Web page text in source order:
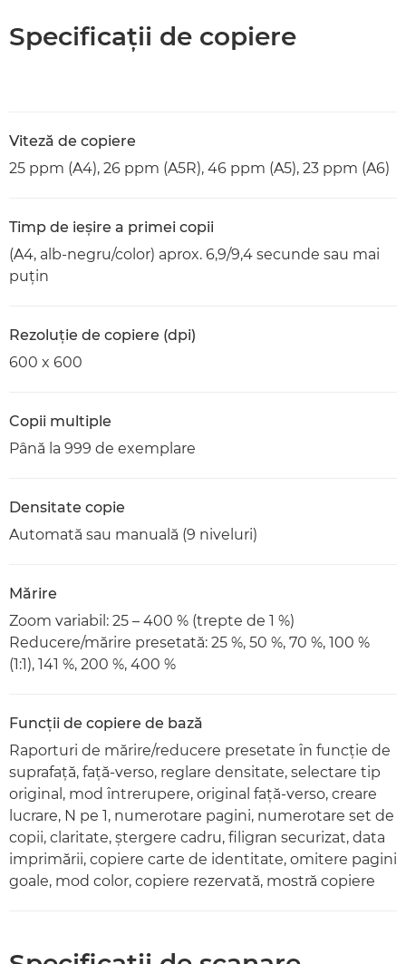
Specificaţii de copiere
Viteză de copiere
25 ppm (A4), 26 ppm (A5R), 46 ppm (A5), 23 ppm (A6)
Timp de ieşire a primei copii
(A4, alb-negru/color) aprox. 6,9/9,4 secunde sau mai
puţin
Rezoluţie de copiere (dpi)
600 x 600
Copii multiple
Până la 999 de exemplare
Densitate copie
Automată sau manuală (9 niveluri)
Mărire
Zoom variabil: 25 – 400 % (trepte de 1 %)
Reducere/mărire presetată: 25 %, 50 %, 70 %, 100 %
(1:1), 141 %, 200 %, 400 %
Funcţii de copiere de bază
Raporturi de mărire/reducere presetate în funcţie de
suprafaţă, faţă-verso, reglare densitate, selectare tip
original, mod întrerupere, original faţă-verso, creare
lucrare, N pe 1, numerotare pagini, numerotare set de
copii, claritate, ştergere cadru, filigran securizat, data
imprimării, copiere carte de identitate, omitere pagini
goale, mod color, copiere rezervată, mostră copiere